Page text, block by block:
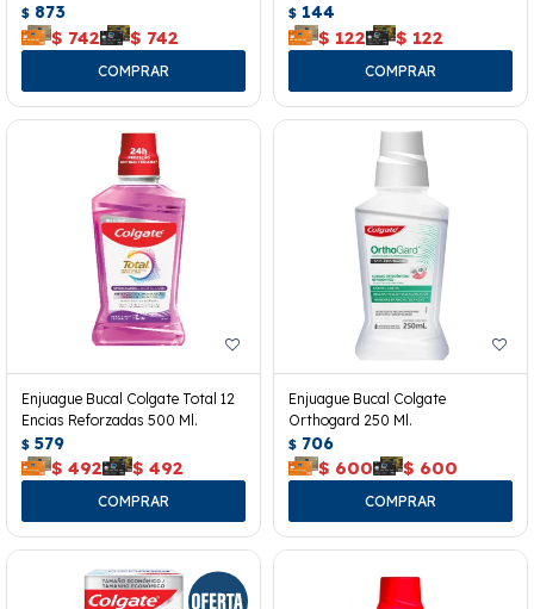
$ 873
$ 742 $ 742
$ 144
$ 122 $ 122
Enjuague Bucal Colgate Total 12
Encias Reforzadas 500 Ml.
$ 579
$ 492 $ 492
Enjuague Bucal Colgate
Orthogard 250 Ml.
$ 706
$ 600 $ 600